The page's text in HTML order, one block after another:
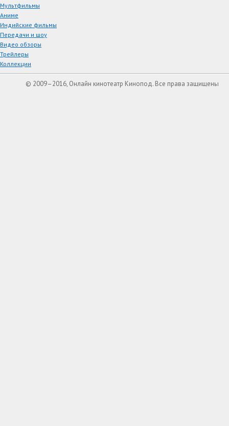
Мультфильмы
Аниме
Индийские фильмы
Передачи и шоу
Видео обзоры
Трейлеры
Коллекции
© 2009–2016, Онлайн кинотеатр Кинопод. Все права защищены